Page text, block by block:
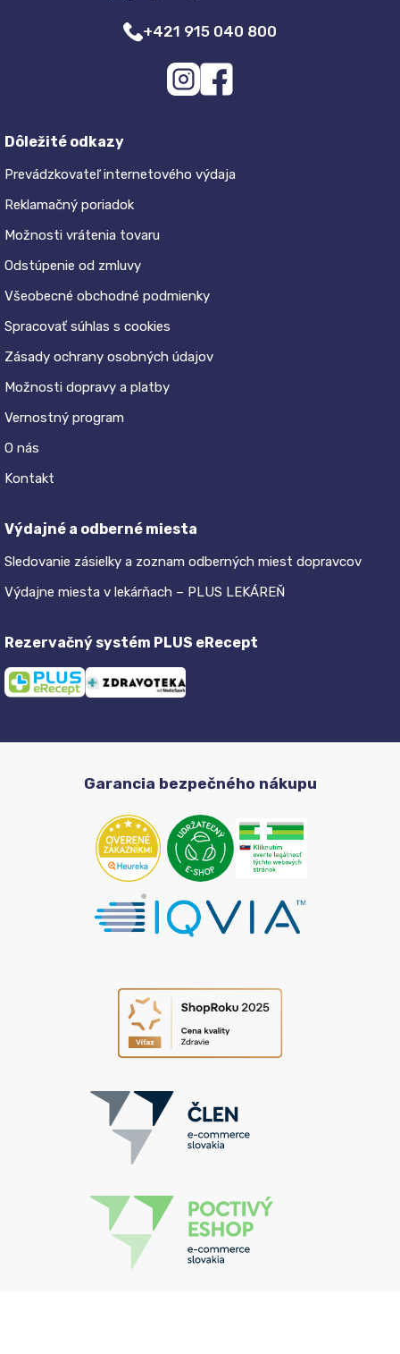
+421 915 040 800
Dôležité odkazy
Prevádzkovateľ internetového výdaja
Reklamačný poriadok
Možnosti vrátenia tovaru
Odstúpenie od zmluvy
Všeobecné obchodné podmienky
Spracovať súhlas s cookies
Zásady ochrany osobných údajov
Možnosti dopravy a platby
Vernostný program
O nás
Kontakt
Výdajné a odberné miesta
Sledovanie zásielky a zoznam odberných miest dopravcov
Výdajne miesta v lekárňach – PLUS LEKÁREŇ
Rezervačný systém PLUS eRecept
Garancia bezpečného nákupu